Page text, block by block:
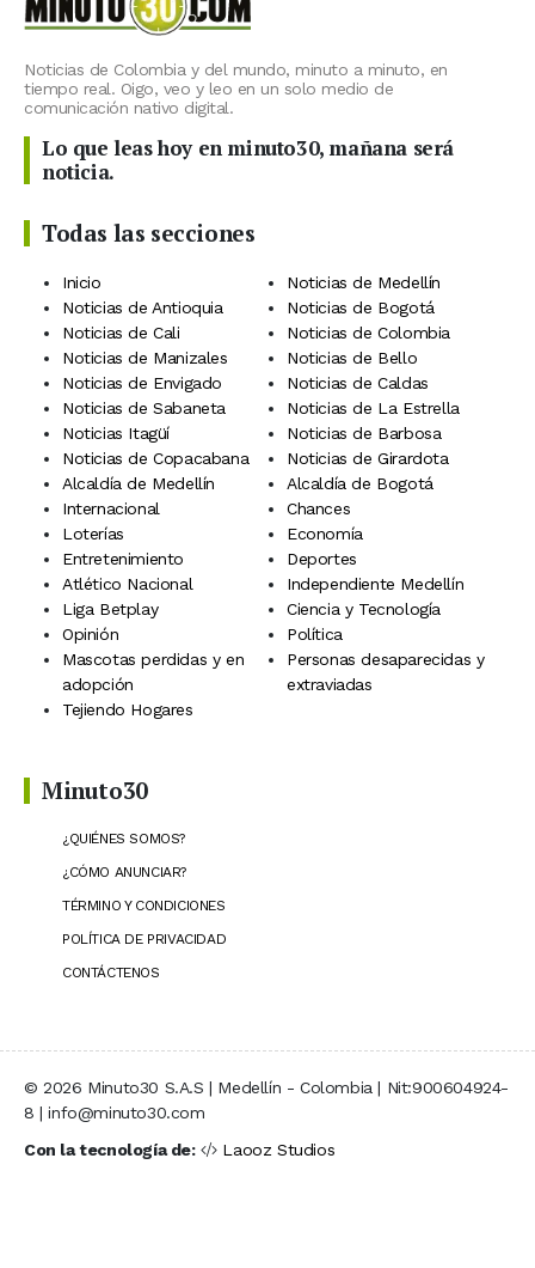
Noticias de Colombia y del mundo, minuto a minuto, en
tiempo real. Oigo, veo y leo en un solo medio de
comunicación nativo digital.
Lo que leas hoy en minuto30, mañana será
noticia.
Todas las secciones
Inicio
Noticias de Medellín
Noticias de Antioquia
Noticias de Bogotá
Noticias de Cali
Noticias de Colombia
Noticias de Manizales
Noticias de Bello
Noticias de Envigado
Noticias de Caldas
Noticias de Sabaneta
Noticias de La Estrella
Noticias Itagüí
Noticias de Barbosa
Noticias de Copacabana
Noticias de Girardota
Alcaldía de Medellín
Alcaldía de Bogotá
Internacional
Chances
Loterías
Economía
Entretenimiento
Deportes
Atlético Nacional
Independiente Medellín
Liga Betplay
Ciencia y Tecnología
Opinión
Política
Mascotas perdidas y en
adopción
Personas desaparecidas y
extraviadas
Tejiendo Hogares
Minuto30
¿QUIÉNES SOMOS?
¿CÓMO ANUNCIAR?
TÉRMINO Y CONDICIONES
POLÍTICA DE PRIVACIDAD
CONTÁCTENOS
© 2026 Minuto30 S.A.S | Medellín - Colombia | Nit:900604924-
8 | info@minuto30.com
Con la tecnología de:
Laooz Studios